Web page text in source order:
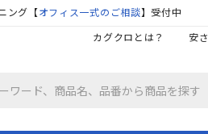
ング【オフィス一式のご相談】受付中
カグクロとは？ 安